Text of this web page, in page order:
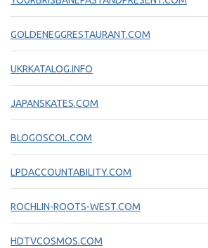
GOLDENEGGRESTAURANT.COM
UKRKATALOG.INFO
JAPANSKATES.COM
BLOGOSCOL.COM
LPDACCOUNTABILITY.COM
ROCHLIN-ROOTS-WEST.COM
HDTVCOSMOS.COM